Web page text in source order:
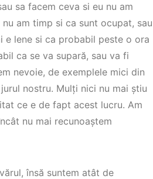
sa facem ceva si eu nu am
am timp si ca sunt ocupat, sau
e lene si ca probabil peste o ora
ca se va supară, sau va fi
nevoie, de exemplele mici din
nostru. Mulți nici nu mai știu
ce e de fapt acest lucru. Am
nu mai recunoaștem
însă suntem atât de